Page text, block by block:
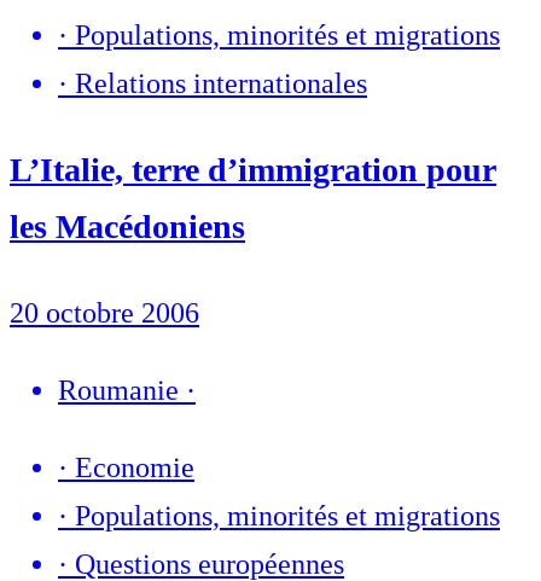
· Populations, minorités et migrations
· Relations internationales
L’Italie, terre d’immigration pour
les Macédoniens
20 octobre 2006
Roumanie ·
· Economie
· Populations, minorités et migrations
· Questions européennes